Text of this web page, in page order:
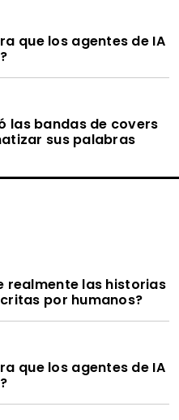
que los agentes de IA
las bandas de covers
sus palabras
realmente las historias
por humanos?
que los agentes de IA